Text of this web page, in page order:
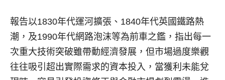
報告以1830年代運河擴張、1840年代英國鐵路熱
潮，及1990年代網路泡沫等為前車之鑑，指出每一
次重大技術突破雖帶動經濟發展，但市場過度樂觀
往往吸引超出實際需求的資本投入，當獲利未能兌